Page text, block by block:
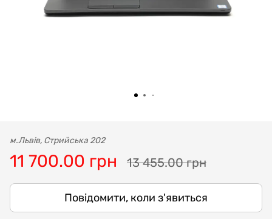
м.Львів, Стрийська 202
11 700.00 грн 13 455.00 грн
Повідомити, коли з'явиться